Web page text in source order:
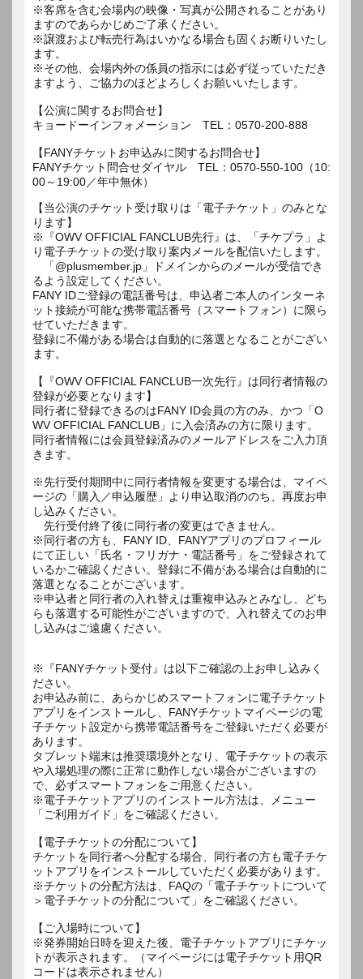
※客席を含む会場内の映像・写真が公開されることがあり
ますのであらかじめご了承ください。
※譲渡および転売行為はいかなる場合も固くお断りいたし
ます。
※その他、会場内外の係員の指示には必ず従っていただき
ますよう、ご協力のほどよろしくお願いいたします。
【公演に関するお問合せ】
キョードーインフォメーション TEL：0570-200-888
【FANYチケットお申込みに関するお問合せ】
FANYチケット問合せダイヤル TEL：0570-550-100（10:
00～19:00／年中無休）
【当公演のチケット受け取りは「電子チケット」のみとな
ります】
※『OWV OFFICIAL FANCLUB先行』は、「チケプラ」よ
り電子チケットの受け取り案内メールを配信いたします。
「@plusmember.jp」ドメインからのメールが受信でき
るよう設定してください。
FANY IDご登録の電話番号は、申込者ご本人のインターネ
ット接続が可能な携帯電話番号（スマートフォン）に限ら
せていただきます。
登録に不備がある場合は自動的に落選となることがござい
ます。
【『OWV OFFICIAL FANCLUB一次先行』は同行者情報の
登録が必要となります】
同行者に登録できるのはFANY ID会員の方のみ、かつ「O
WV OFFICIAL FANCLUB」に入会済みの方に限ります。
同行者情報には会員登録済みのメールアドレスをご入力頂
きます。
※先行受付期間中に同行者情報を変更する場合は、マイペ
ージの「購入／申込履歴」より申込取消ののち、再度お申
し込みください。
先行受付終了後に同行者の変更はできません。
※同行者の方も、FANY ID、FANYアプリのプロフィール
にて正しい「氏名・フリガナ・電話番号」をご登録されて
いるかご確認ください。登録に不備がある場合は自動的に
落選となることがございます。
※申込者と同行者の入れ替えは重複申込みとみなし、どち
らも落選する可能性がございますので、入れ替えてのお申
し込みはご遠慮ください。
※『FANYチケット受付』は以下ご確認の上お申し込みく
ださい。
お申込み前に、あらかじめスマートフォンに電子チケット
アプリをインストールし、FANYチケットマイページの電
子チケット設定から携帯電話番号をご登録いただく必要が
あります。
タブレット端末は推奨環境外となり、電子チケットの表示
や入場処理の際に正常に動作しない場合がございますの
で、必ずスマートフォンをご用意ください。
※電子チケットアプリのインストール方法は、メニュー
「ご利用ガイド」をご確認ください。
【電子チケットの分配について】
チケットを同行者へ分配する場合、同行者の方も電子チケ
ットアプリをインストールしていただく必要があります。
※チケットの分配方法は、FAQの「電子チケットについて
＞電子チケットの分配について」をご確認ください。
【ご入場時について】
※発券開始日時を迎えた後、電子チケットアプリにチケッ
トが表示されます。（マイページには電子チケット用QR
コードは表示されません）